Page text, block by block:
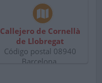
Callejero de Cornellà
de Llobregat
Código postal 08940
Barcelona.